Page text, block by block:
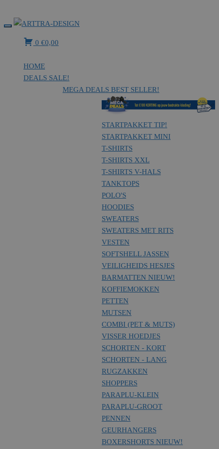
Arttra-Design
Textieldrukkerij – borduurstudio
0 €0,00
HOME
DEALS SALE!
MEGA DEALS BEST SELLER!
STARTPAKKET TIP!
STARTPAKKET MINI
T-SHIRTS
T-SHIRTS XXL
T-SHIRTS V-HALS
TANKTOPS
POLO'S
HOODIES
SWEATERS
SWEATERS MET RITS
VESTEN
SOFTSHELL JASSEN
VEILIGHEIDS HESJES
BARMATTEN NIEUW!
KOFFIEMOKKEN
PETTEN
MUTSEN
COMBI (PET & MUTS)
VISSER HOEDJES
SCHORTEN - KORT
SCHORTEN - LANG
RUGZAKKEN
SHOPPERS
PARAPLU-KLEIN
PARAPLU-GROOT
PENNEN
GEURHANGERS
BOXERSHORTS NIEUW!